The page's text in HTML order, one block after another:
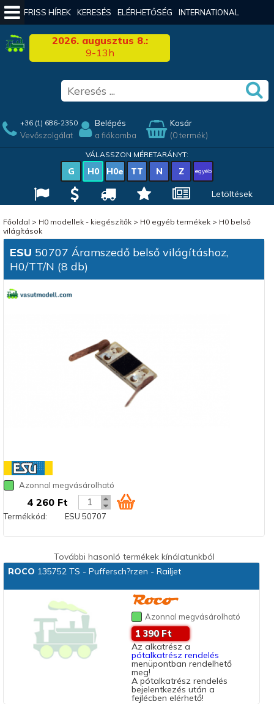
FRISS HÍREK KERESÉS ELÉRHETŐSÉG INTERNATIONAL
2026. augusztus 8.:
9-13h
+36 (1) 686-2350
Vevőszolgálat
Belépés
a fiókomba
Kosár
(0 termék)
VÁLASSZON MÉRETARÁNYT:
G H0 H0e TT N Z egyéb
Letöltések
Főoldal > H0 modellek - kiegészítők> H0 egyéb termékek> H0 belső
világítások
ESU 50707 Áramszedő belső világításhoz,
H0/TT/N (8 db)
Azonnal megvásárolható
4 260 Ft
Termékkód: ESU 50707
További hasonló termékek kínálatunkból
ROCO 135752 TS - Puffersch?rzen - Railjet
Azonnal megvásárolható
1 390 Ft
Az alkatrész a
pótalkatrész rendelés
menüpontban rendelhető
meg!
A pótalkatrész rendelés
bejelentkezés után a
fejlécben elérhető!